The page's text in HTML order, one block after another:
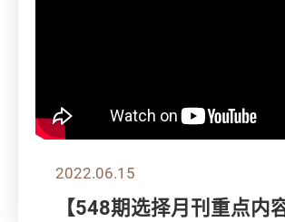
2022.06.15
【548期选择月刊重点内容